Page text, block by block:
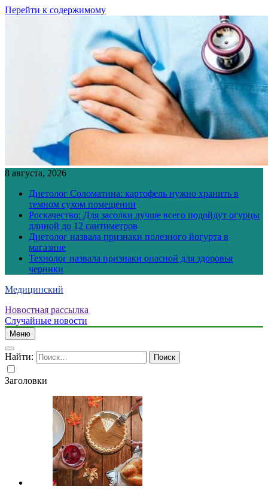
Перейти к содержимому
8 августа, 2026
Диетолог Соломатина: картофель нужно хранить в
темном сухом помещении
Роскачество: Для засолки лучше всего подойдут огурцы
длиной до 12 сантиметров
Диетолог назвала признаки полезного йогурта в
магазине
Технолог назвала признаки опасной для здоровья
черники
Медицинский
Новостная рассылка
Случайные новости
Меню
Найти:
Заголовки